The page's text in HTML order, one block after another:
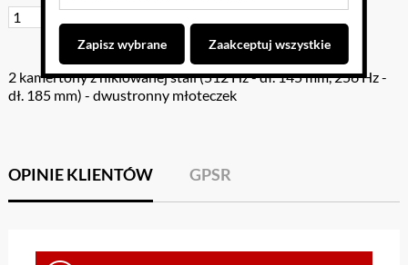
2 kamertony z niklowanej stali (512 Hz - dł. 145 mm, 256 Hz -
dł. 185 mm) - dwustronny młoteczek
OPINIE KLIENTÓW GPSR
Zapisz wybrane Zaakceptuj wszystkie